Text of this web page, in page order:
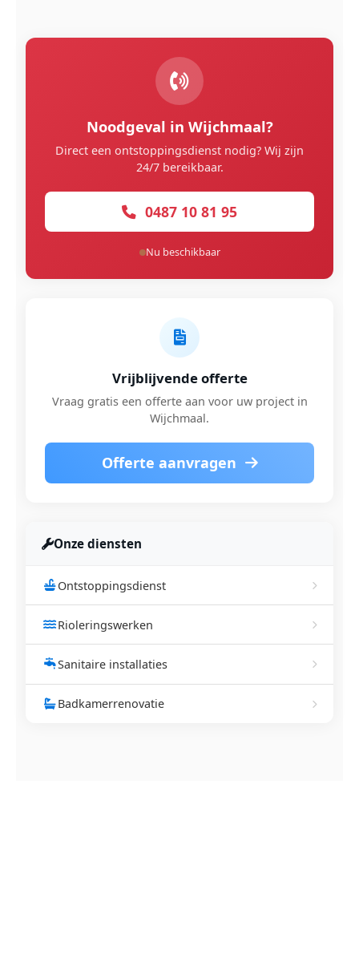
Noodgeval in Wijchmaal?
Direct een ontstoppingsdienst nodig? Wij zijn
24/7 bereikbaar.
0487 10 81 95
Nu beschikbaar
Vrijblijvende offerte
Vraag gratis een offerte aan voor uw project in
Wijchmaal.
Offerte aanvragen
Onze diensten
Ontstoppingsdienst
Rioleringswerken
Sanitaire installaties
Badkamerrenovatie